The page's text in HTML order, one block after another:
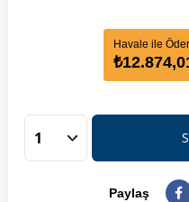
Havale ile
Paylaş